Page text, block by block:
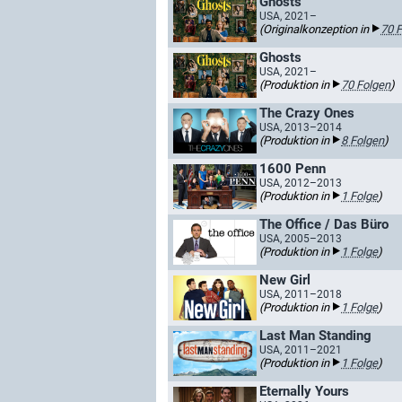
USA, 2021–
(Originalkonzeption in 70
Ghosts
USA, 2021–
(Produktion in 70 Folgen)
The Crazy Ones
USA, 2013–2014
(Produktion in 8 Folgen)
1600 Penn
USA, 2012–2013
(Produktion in 1 Folge)
The Office / Das Büro
USA, 2005–2013
(Produktion in 1 Folge)
New Girl
USA, 2011–2018
(Produktion in 1 Folge)
Last Man Standing
USA, 2011–2021
(Produktion in 1 Folge)
Eternally Yours